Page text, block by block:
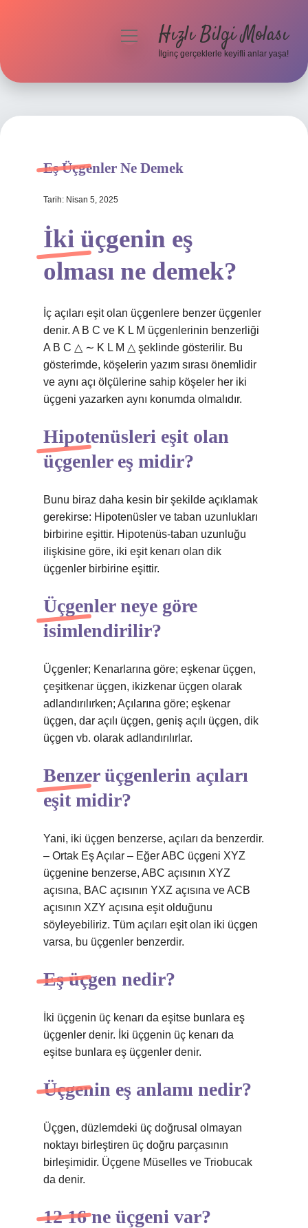
Hakkımızda
menüyüHızlı Bilgi Molası
İlginç gerçeklerle keyifli anlar yaşa!
Eş Üçgenler Ne Demek
Tarih: Nisan 5, 2025
İki üçgenin eş
olması ne demek?
İç açıları eşit olan üçgenlere benzer üçgenler
denir. A B C ve K L M üçgenlerinin benzerliği
A B C △ ∼ K L M △ şeklinde gösterilir. Bu
gösterimde, köşelerin yazım sırası önemlidir
ve aynı açı ölçülerine sahip köşeler her iki
üçgeni yazarken aynı konumda olmalıdır.
Hipotenüsleri eşit olan
üçgenler eş midir?
Bunu biraz daha kesin bir şekilde açıklamak
gerekirse: Hipotenüsler ve taban uzunlukları
birbirine eşittir. Hipotenüs-taban uzunluğu
ilişkisine göre, iki eşit kenarı olan dik
üçgenler birbirine eşittir.
Üçgenler neye göre
isimlendirilir?
Üçgenler; Kenarlarına göre; eşkenar üçgen,
çeşitkenar üçgen, ikizkenar üçgen olarak
adlandırılırken; Açılarına göre; eşkenar
üçgen, dar açılı üçgen, geniş açılı üçgen, dik
üçgen vb. olarak adlandırılırlar.
Benzer üçgenlerin açıları
eşit midir?
Yani, iki üçgen benzerse, açıları da benzerdir.
– Ortak Eş Açılar – Eğer ABC üçgeni XYZ
üçgenine benzerse, ABC açısının XYZ
açısına, BAC açısının YXZ açısına ve ACB
açısının XZY açısına eşit olduğunu
söyleyebiliriz. Tüm açıları eşit olan iki üçgen
varsa, bu üçgenler benzerdir.
Eş üçgen nedir?
İki üçgenin üç kenarı da eşitse bunlara eş
üçgenler denir. İki üçgenin üç kenarı da
eşitse bunlara eş üçgenler denir.
Üçgenin eş anlamı nedir?
Üçgen, düzlemdeki üç doğrusal olmayan
noktayı birleştiren üç doğru parçasının
birleşimidir. Üçgene Müselles ve Triobucak
da denir.
12 16 ne üçgeni var?